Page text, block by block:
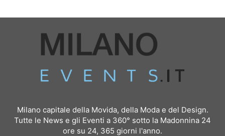
Milano capitale della Movida, della Moda e del Design.
Tutte le News e gli Eventi a 360° sotto la Madonnina 24
ore su 24, 365 giorni l'anno.